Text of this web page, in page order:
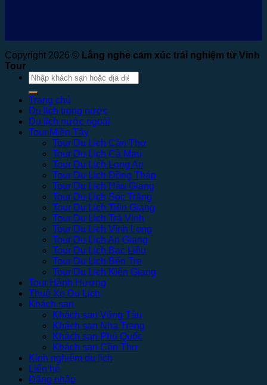
Copyright 2026 © Lắng nghe cảm xúc trải nghiệm từ Vinh
Tour
Tìm
kiếm:
Trang chủ
Du lịch trong nước
Du lịch nước ngoài
Tour Miền Tây
Tour Du Lịch Cần Thơ
Tour Du Lịch Cà Mau
Tour Du Lịch Long An
Tour Du Lịch Đồng Tháp
Tour Du Lịch Hậu Giang
Tour Du Lịch Sóc Trăng
Tour Du Lịch Tiền Giang
Tour Du Lịch Trà Vinh
Tour Du Lịch Vĩnh Long
Tour Du Lịch An Giang
Tour Du Lịch Bạc Liêu
Tour Du Lịch Bến Tre
Tour Du Lịch Kiên Giang
Tour Hành Hương
Thuê Xe Du Lịch
Khách sạn
Khách sạn Vũng Tàu
Khách sạn Nha Trang
Khách sạn Phú Quốc
Khách sạn Cần Thơ
Kinh nghiệm du lịch
Liên hệ
Đăng nhập